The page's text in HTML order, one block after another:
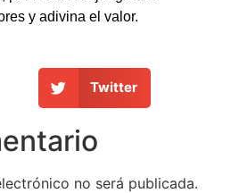
y adivina el valor.
Twitter
no será publicada.